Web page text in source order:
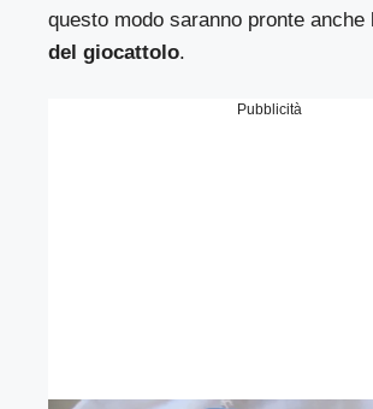
questo modo saranno pronte anche
del giocattolo.
Pubblicità